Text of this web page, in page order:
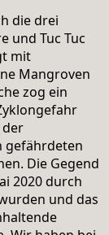
die drei
und Tuc Tuc
mit
Mangroven
zog ein
gefährdeten
Die Gegend
2020 durch
und das